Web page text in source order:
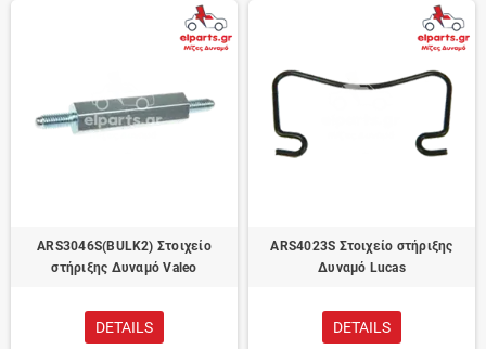
ARS3046S(BULK2) Στοιχείο
στήριξης Δυναμό Valeo
DETAILS
ARS4023S Στοιχείο στήριξης
Δυναμό Lucas
DETAILS